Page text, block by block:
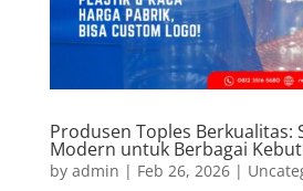
Produsen Toples Berkualitas:
Modern untuk Berbagai
by admin | Feb 26, 2026|